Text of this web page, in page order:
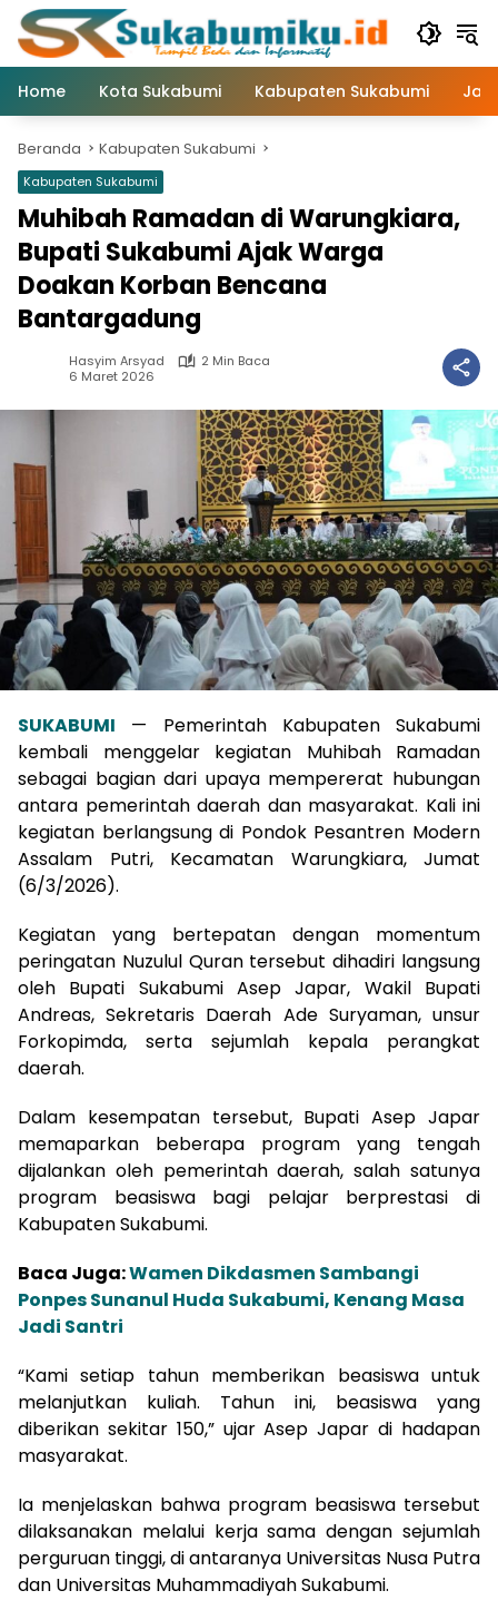
Langsung
konten
Home
Kota Sukabumi Kabupaten Sukabumi
Beranda Kabupaten Sukabumi
Kabupaten Sukabumi
Muhibah Ramadan di Warungkiara,
Bupati Sukabumi Ajak Warga
Doakan Korban Bencana
Bantargadung
Hasyim Arsyad
2 Min Baca
6 Maret 2026
SUKABUMI
— Pemerintah Kabupaten Sukabumi
kembali menggelar kegiatan Muhibah Ramadan
sebagai bagian dari upaya mempererat hubungan
antara pemerintah daerah dan masyarakat. Kali ini
kegiatan berlangsung di Pondok Pesantren Modern
Assalam Putri, Kecamatan Warungkiara, Jumat
(6/3/2026).
Kegiatan yang bertepatan dengan momentum
peringatan Nuzulul Quran tersebut dihadiri langsung
oleh Bupati Sukabumi Asep Japar, Wakil Bupati
Andreas, Sekretaris Daerah Ade Suryaman, unsur
Forkopimda, serta sejumlah kepala perangkat
daerah.
Dalam kesempatan tersebut, Bupati Asep Japar
memaparkan beberapa program yang tengah
dijalankan oleh pemerintah daerah, salah satunya
program beasiswa bagi pelajar berprestasi di
Kabupaten Sukabumi.
Baca Juga:Wamen Dikdasmen Sambangi
Ponpes Sunanul Huda Sukabumi, Kenang Masa
Jadi Santri
“Kami setiap tahun memberikan beasiswa untuk
melanjutkan kuliah. Tahun ini, beasiswa yang
diberikan sekitar 150,” ujar Asep Japar di hadapan
masyarakat.
Ia menjelaskan bahwa program beasiswa tersebut
dilaksanakan melalui kerja sama dengan sejumlah
perguruan tinggi, di antaranya Universitas Nusa Putra
dan Universitas Muhammadiyah Sukabumi.